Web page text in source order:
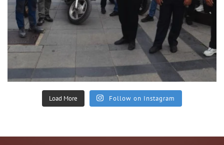
Load More Follow on Instagram